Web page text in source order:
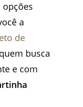
opções
a
de
busca
e com